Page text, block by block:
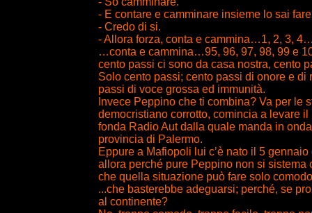
- E contare e camminare insieme lo sai
- Credo di si.
- Allora forza, conta e cammina…1, 2, 3,
…conta e cammina…95, 96, 97, 98, 99 e
cento passi ci sono da casa nostra, cento
Solo cento passi; cento passi di onore e
passi di voce grossa ed immunità.
Invece Peppino che ti combina? Va per le
democristiano corrotto, comincia a levare
fonda Radio Aut dalla quale manda in
provincia di Palermo.
Eppure a Mafiopoli lui c’è nato il 5
allora perché pure Peppino non si
che quella situazione può fare solo
...che basterebbe adeguarsi; perché, se
al continente?